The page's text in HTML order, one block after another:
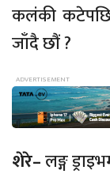
कलंकी कटेपछि
जाँदै छौं ?
शेरे–लङ्ग